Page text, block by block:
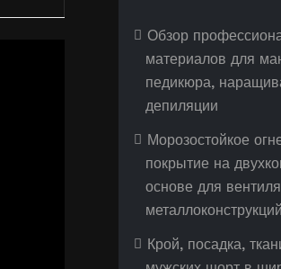
Обзор
материалов для
педикюра,
депиляции
Морозостойкое
покрытие на
основе для
металлоконструкций
Крой, посадка,